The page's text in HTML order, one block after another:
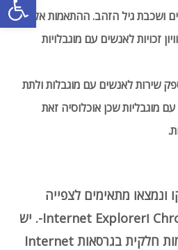
ושכבת גיל הזהב. ההתאמות אלו
זכויות לאנשים עם מוגבלויות
שירות לאנשים עם מוגבלות ולתת
מוגבליות שכן אוכלוסיה זאת
ונמצאו מתאימים לצפייה
בדפדפנים Chrome, Firefox וInternet Explorer-. יש
לשים לב כי ישנה אי תאימות חלקית בגרסאות Internet